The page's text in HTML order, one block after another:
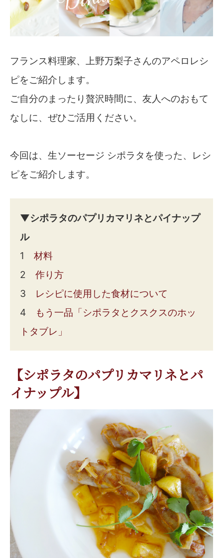
フランス料理家、上野万梨子さんのアペロレシ
ピをご紹介します。
ご自分のまったり贅沢時間に、友人へのおもて
なしに、ぜひご活用ください。
今回は、生ソーセージ シポラタを使った、レシ
ピをご紹介します。
▼シポラタのパプリカマリネとパイナップ
ル
1 材料
2 作り方
3
レシピに使用した食材について
4
もう一品「シポラタとクスクスのホッ
トタブレ」
【シポラタのパプリカマリネとパ
イナップル】